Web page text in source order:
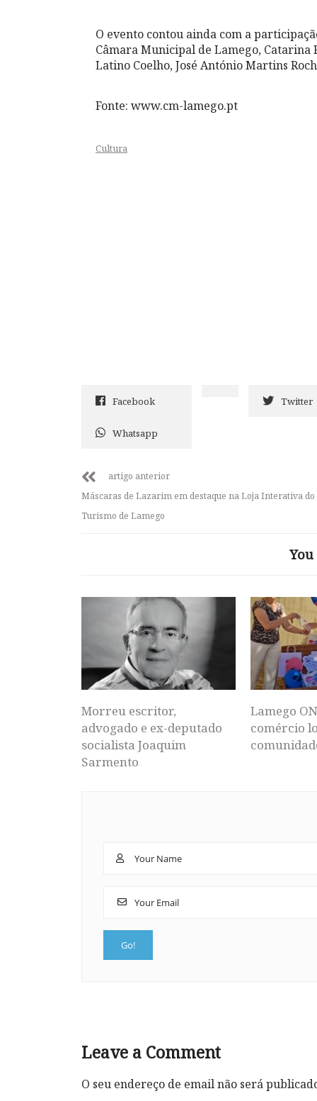
O evento contou ainda com a
Câmara Municipal de Lamego,
Latino Coelho, José António Martins
Fonte: www.cm-lamego.pt
Cultura
Facebook Twitter
Whatsapp
artigo anterior
Máscaras de Lazarim em destaque na Loja Interativa do
Turismo de Lamego
Morreu escritor,
advogado e ex-deputado
socialista Joaquim
Sarmento
Lamego
comércio
Leave a Comment
O seu endereço de email não será